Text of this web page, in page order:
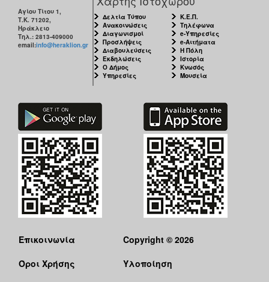
Αγίου Τίτου 1,
Τ.Κ. 71202,
Ηράκλειο
Τηλ.: 2813-409000
email:info@heraklion.gr
Δελτία Τύπου
Ανακοινώσεις
Διαγωνισμοί
Προσλήψεις
Διαβουλεύσεις
Εκδηλώσεις
Ο Δήμος
Υπηρεσίες
Κ.Ε.Π.
Τηλέφωνα
e-Υπηρεσίες
e-Αιτήματα
Η Πόλη
Ιστορία
Κνωσός
Μουσεία
Επικοινωνία
Όροι Χρήσης
Copyright © 2026
Υλοποίηση